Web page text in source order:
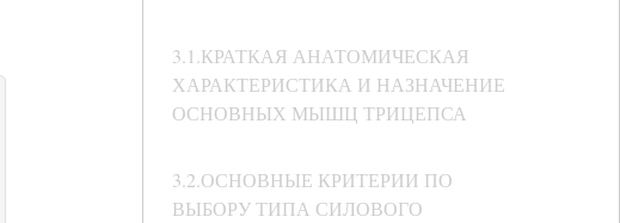
3.1.КРАТКАЯ АНАТОМИЧЕСКАЯ
ХАРАКТЕРИСТИКА И НАЗНАЧЕНИЕ
ОСНОВНЫХ МЫШЦ ТРИЦЕПСА
3.2.ОСНОВНЫЕ КРИТЕРИИ ПО
ВЫБОРУ ТИПА СИЛОВОГО